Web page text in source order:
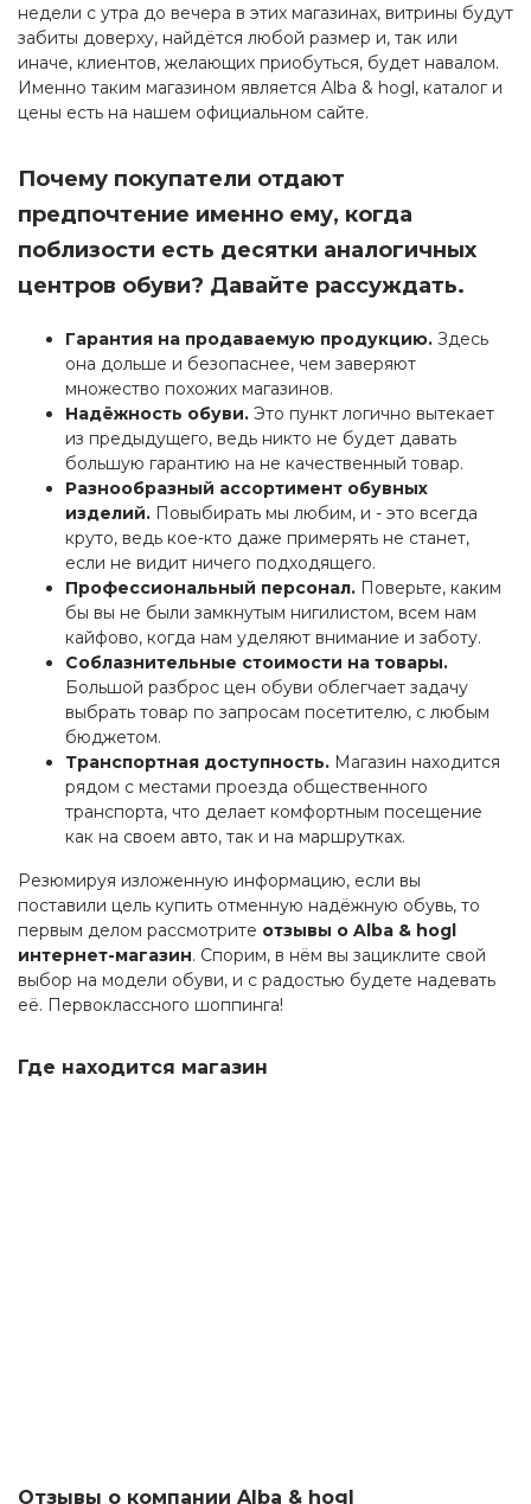
недели с утра до вечера в этих магазинах, витрины будут
забиты доверху, найдётся любой размер и, так или
иначе, клиентов, желающих приобуться, будет навалом.
Именно таким магазином является Alba & hogl, каталог и
цены есть на нашем официальном сайте.
Почему покупатели отдают
предпочтение именно ему, когда
поблизости есть десятки аналогичных
центров обуви? Давайте рассуждать.
Гарантия на продаваемую продукцию. Здесь
она дольше и безопаснее, чем заверяют
множество похожих магазинов.
Надёжность обуви. Это пункт логично вытекает
из предыдущего, ведь никто не будет давать
большую гарантию на не качественный товар.
Разнообразный ассортимент обувных
изделий. Повыбирать мы любим, и - это всегда
круто, ведь кое-кто даже примерять не станет,
если не видит ничего подходящего.
Профессиональный персонал. Поверьте, каким
бы вы не были замкнутым нигилистом, всем нам
кайфово, когда нам уделяют внимание и заботу.
Соблазнительные стоимости на товары.
Большой разброс цен обуви облегчает задачу
выбрать товар по запросам посетителю, с любым
бюджетом.
Транспортная доступность. Магазин находится
рядом с местами проезда общественного
транспорта, что делает комфортным посещение
как на своем авто, так и на маршрутках.
Резюмируя изложенную информацию, если вы
поставили цель купить отменную надёжную обувь, то
первым делом рассмотрите отзывы о Alba & hogl
интернет-магазин. Спорим, в нём вы зациклите свой
выбор на модели обуви, и с радостью будете надевать
её. Первоклассного шоппинга!
Где находится магазин
Отзывы о компании Alba & hogl